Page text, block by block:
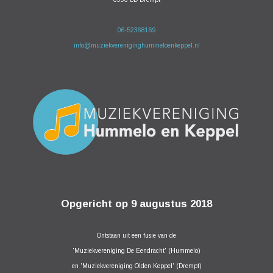
06-52368169
info@muziekvereniginghummeloenkeppel.nl
Opgericht op 9 augustus 2018
Ontstaan uit een fusie van de
'Muziekvereniging De Eendracht' (Hummelo)
en 'Muziekvereniging Olden Keppel' (Drempt)